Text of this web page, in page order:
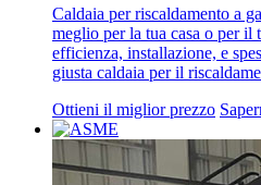
Caldaia per riscaldamento a
meglio per la tua casa o per
efficienza, installazione, e
giusta caldaia per il
Ottieni il miglior prezzo